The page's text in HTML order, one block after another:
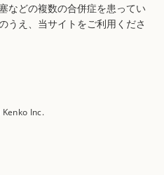
などの複数の合併症を患ってい
うえ、当サイトをご利用くださ
Inc.